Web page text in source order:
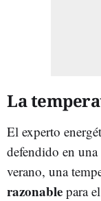
La
El experto
defendido en
verano, una
razonable para